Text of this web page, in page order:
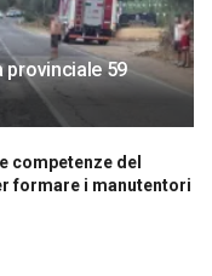
provinciale 59
competenze del
formare i manutentori